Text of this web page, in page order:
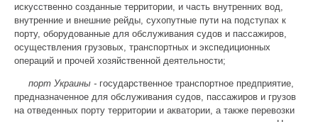
искусственно созданные территории, и часть внутренних вод,
внутренние и внешние рейды, сухопутные пути на подступах к
порту, оборудованные для обслуживания судов и пассажиров,
осуществления грузовых, транспортных и экспедиционных
операций и прочей хозяйственной деятельности;
порт Украины - государственное транспортное предприятие,
предназначенное для обслуживания судов, пассажиров и грузов
на отведенных порту территории и акватории, а также перевозки